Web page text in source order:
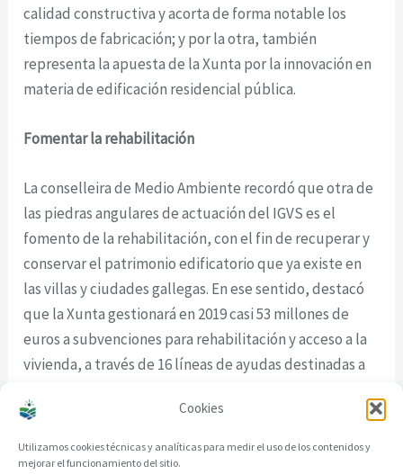
Cookies
Utilizamos cookies técnicas y analíticas para medir el uso de los contenidos y
mejorar el funcionamiento del sitio.
calidad constructiva y acorta de forma notable los
tiempos de fabricación; y por la otra, también
representa la apuesta de la Xunta por la innovación en
materia de edificación residencial pública.
Fomentar la rehabilitación
La conselleira de Medio Ambiente recordó que otra de
las piedras angulares de actuación del IGVS es el
fomento de la rehabilitación, con el fin de recuperar y
conservar el patrimonio edificatorio que ya existe en
las villas y ciudades gallegas. En ese sentido, destacó
que la Xunta gestionará en 2019 casi 53 millones de
euros a subvenciones para rehabilitación y acceso a la
vivienda, a través de 16 líneas de ayudas destinadas a
ayuntamientos y promotores.